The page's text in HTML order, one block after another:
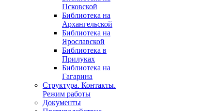
Псковской
Библиотека на
Архангельской
Библиотека на
Ярославской
Библиотека в
Прилуках
Библиотека на
Гагарина
Структура. Контакты.
Режим работы
Документы